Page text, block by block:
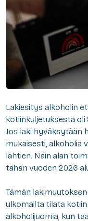
Lakiesitys alkoholin
kotiinkuljetuksesta oli
Jos laki hyväksytään
mukaisesti, alkoholia
lähtien. Näin alan
tähän vuoden 2026
Tämän
ulkomailta tilata
alkoholijuomia, kun